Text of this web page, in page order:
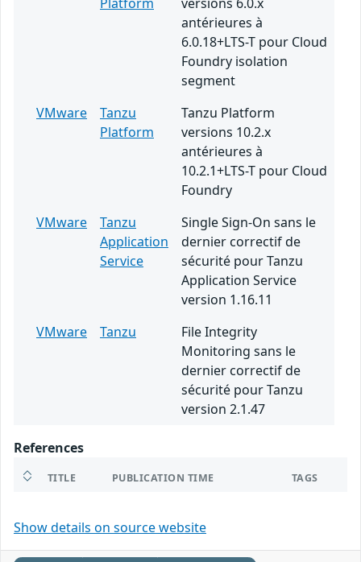
antérieures à
6.0.18+LTS-T pour Cloud
Foundry isolation
segment
VMware
Tanzu
Platform
Tanzu Platform
versions 10.2.x
antérieures à
10.2.1+LTS-T pour Cloud
Foundry
VMware
Tanzu
Application
Service
Single Sign-On sans le
dernier correctif de
sécurité pour Tanzu
Application Service
version 1.16.11
VMware
Tanzu
File Integrity
Monitoring sans le
dernier correctif de
sécurité pour Tanzu
version 2.1.47
References
TITLE PUBLICATION TIME TAGS
Show details on source website